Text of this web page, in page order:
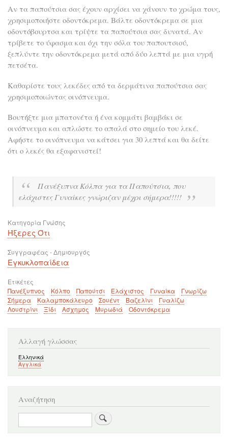
Αν τα παπούτσια σας έχουν αρχίσει να χάνουν το χρώμα τους,
χρησιμοποιήστε οδοντόκρεμα. Βάλτε οδοντόκρεμα σε μια
οδοντόβουρτσα και τρίψτε τα παπούτσια σας δυνατά. Αν
τρίβετε το ύφασμα και όχι την σόλα του παπουτσιού,
ξεπλύντε την οδοντόκρεμα μετά από δύο λεπτά με μια υγρή
πετσέτα.
Καθαρίστε τους λεκέδες από τα δερμάτινα παπούτσια σας
χρησιμοποιώντας οινόπνευμα.
Βουτήξτε μια μπατονέτα ή ένα κομμάτι βαμβάκι σε
οινόπνευμα και απλώστε το απαλά στο σημείο του λεκέ.
Αφήστε το οινόπνευμα να κάτσει για 30 λεπτά και θα δείτε
ότι ο λεκές θα εξαφανιστεί!
Πανέξυπνα Κόλπα για τα Παπούτσια, που
ελάχιστες Γυναίκες γνώριζαν μέχρι σήμερα!!!!!
Κατηγορία Γνώσης
Ήξερες Ότι
Συγγραφέας - Δημιουργός
Εγκυκλοπαίδεια
Ετικέτες
Πανέξυπνος
Κόλπο Παπούτσι Ελάχιστος Γυναίκα
Γνωρίζω
Σήμερα
Καλαμποκάλευρο Σουέντ Βαζελίνι
Γυαλίζω
Λουστρίνι
Ξίδι Ασχημος Μυρωδιά Οδοντόκρεμα
Αλλαγή γλώσσας
Ελληνικά
Αγγλικά
Αναζήτηση
Αναζήτηση